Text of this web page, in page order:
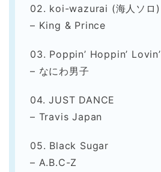
02. koi-wazurai (海人ソロ)
– King & Prince
03. Poppin’ Hoppin’ Lovin’
– なにわ男子
04. JUST DANCE
– Travis Japan
05. Black Sugar
– A.B.C-Z